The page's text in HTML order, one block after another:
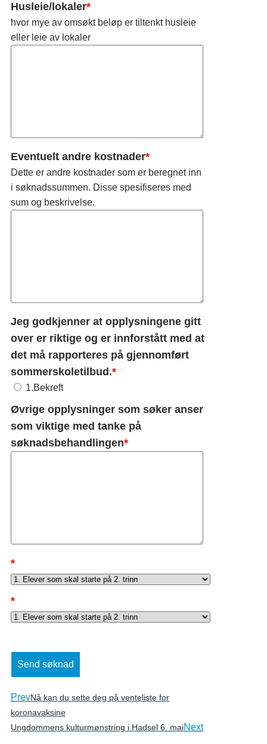
Husleie/lokaler*
hvor mye av omsøkt beløp er tiltenkt husleie
eller leie av lokaler
Eventuelt andre kostnader*
Dette er andre kostnader som er beregnet inn
i søknadssummen. Disse spesifiseres med
sum og beskrivelse.
Jeg godkjenner at opplysningene gitt
over er riktige og er innforstått med at
det må rapporteres på gjennomført
sommerskoletilbud.*
1.Bekreft
Øvrige opplysninger som søker anser
som viktige med tanke på
søknadsbehandlingen*
*
*
PrevNå kan du sette deg på venteliste for
koronavaksine
Ungdommens kulturmønstring i Hadsel 6. maiNext